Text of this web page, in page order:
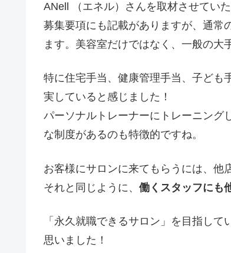
ANell （エネル）さんを取材させてい
募集要項にも記載がありますが、通常
ます。美容室だけではなく、一般の大
特に住宅手当、健康管理手当、子ども
実していると感じました！
パーソナルトレーナーにトレーニング
な制度があるのも特徴的ですね。
お客様にサロンに来てもらうには、他
それと同じように、 働くスタッフにも
「永久就職できるサロン」を目指し
思いました！